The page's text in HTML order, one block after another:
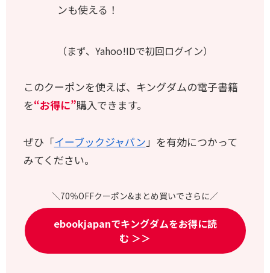
ンも使える！
（まず、Yahoo!IDで初回ログイン）
このクーポンを使えば、キングダムの電子書籍
を“お得に”購入できます。
ぜひ「イーブックジャパン」を有効につかって
みてください。
＼70％OFFクーポン&まとめ買いでさらに／
ebookjapanでキングダムをお得に読
む ＞＞